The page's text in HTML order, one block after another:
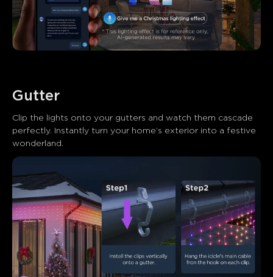
Gutter
Clip the lights onto your gutters and watch them cascade
perfectly. Instantly turn your home’s exterior into a festive
wonderland.